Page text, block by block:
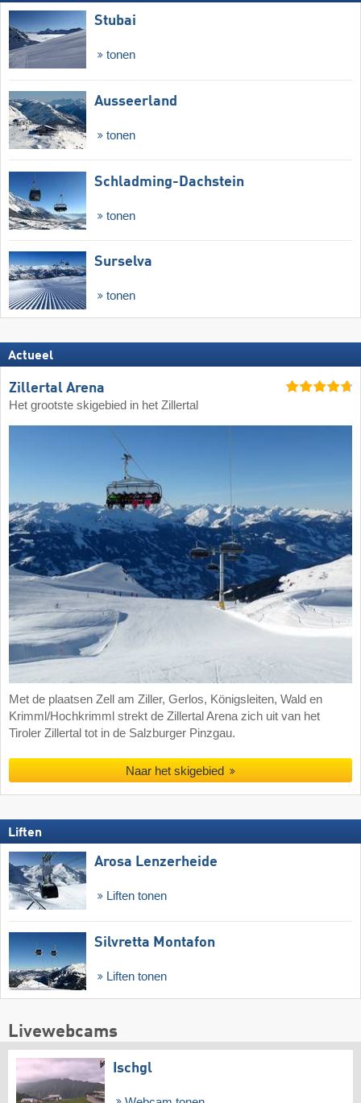
Stubai
tonen
Ausseerland
tonen
Schladming-Dachstein
tonen
Surselva
tonen
Actueel
Zillertal Arena
Het grootste skigebied in het Zillertal
Met de plaatsen Zell am Ziller, Gerlos, Königsleiten, Wald en
Krimml/Hochkrimml strekt de Zillertal Arena zich uit van het
Tiroler Zillertal tot in de Salzburger Pinzgau.
Naar het skigebied
Liften
Arosa Lenzerheide
Liften tonen
Silvretta Montafon
Liften tonen
Livewebcams
Ischgl